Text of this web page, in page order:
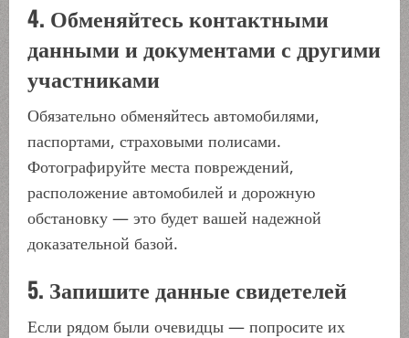
4. Обменяйтесь контактными
данными и документами с другими
участниками
Обязательно обменяйтесь автомобилями,
паспортами, страховыми полисами.
Фотографируйте места повреждений,
расположение автомобилей и дорожную
обстановку — это будет вашей надежной
доказательной базой.
5. Запишите данные свидетелей
Если рядом были очевидцы — попросите их